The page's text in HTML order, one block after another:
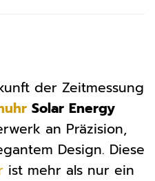
der Zeitmessung
Solar Energy
an Präzision,
Design. Diese
ist mehr als nur ein